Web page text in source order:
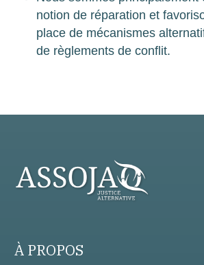
notion de réparation et
place de mécanismes
de règlements de conflit.
À PROPOS